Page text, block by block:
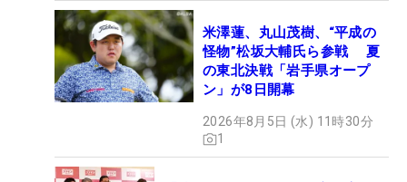
米澤蓮、丸山茂樹、“平成の
怪物”松坂大輔氏ら参戦 夏
の東北決戦「岩手県オープ
ン」が8日開幕
2026年8月5日 (水) 11時30分
1